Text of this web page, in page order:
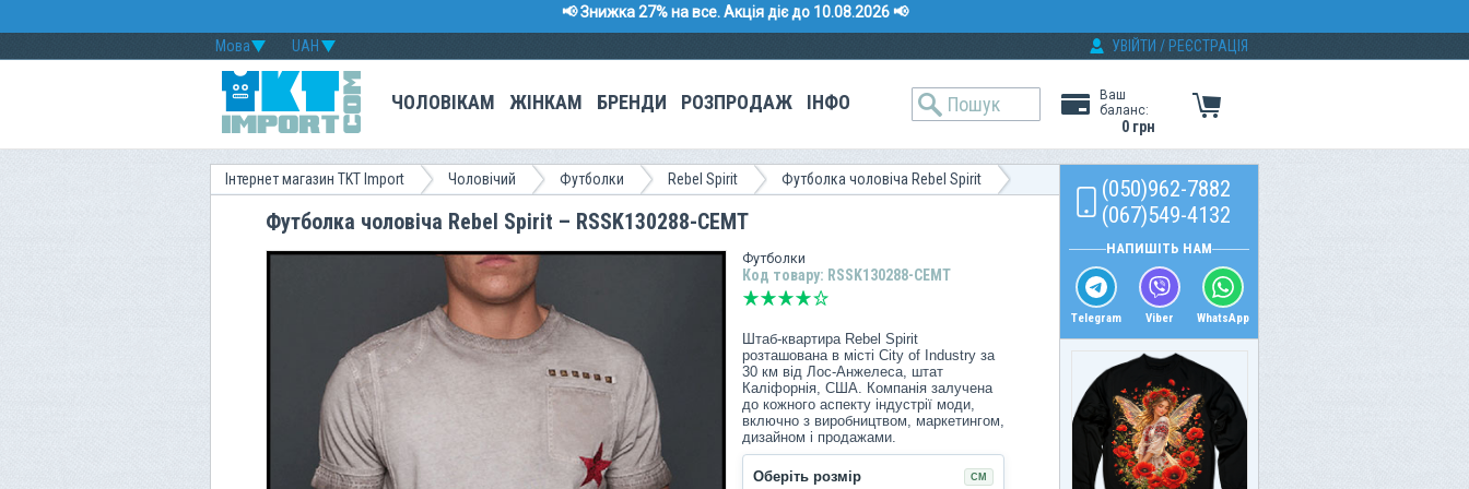
📢 Знижка 27% на все. Акція діє до 10.08.2026 📢
UAH
Мова УВІЙТИ / РЕЄСТРАЦІЯ
Ваш
баланс:
0 грн
ЧОЛОВІКАМ ЖІНКАМ БРЕНДИ РОЗПРОДАЖ ІНФО
Інтернет магазин TKT Import Чоловічий Футболки Rebel Spirit Футболка чоловіча Rebel Spirit
Футболка чоловіча Rebel Spirit – RSSK130288-CEMT
Футболки
Код товару: RSSK130288-CEMT
Штаб-квартира Rebel Spirit
розташована в місті City of Industry за
30 км від Лос-Анжелеса, штат
Каліфорнія, США. Компанія залучена
до кожного аспекту індустрії моди,
включно з виробництвом, маркетингом,
дизайном і продажами.
Коріння компанії бере початок 2005
року з дизайнера Edgar Munoz і
Оберіть розмір СМ
(050)962-7882
(067)549-4132
НАПИШІТЬ НАМ
Telegram Viber WhatsApp